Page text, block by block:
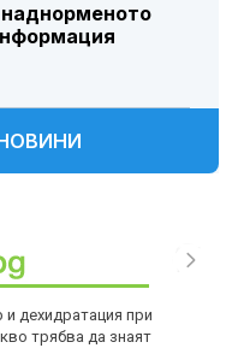
наднорменото
и дехидратация при
трябва да знаят